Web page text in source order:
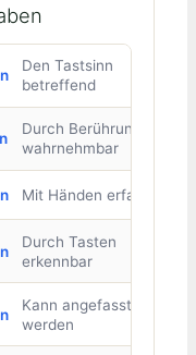
Den Tastsinn
betreffend
Durch Berührung
wahrnehmbar
Mit Händen erfassbar
Durch Tasten
erkennbar
Kann angefasst
werden